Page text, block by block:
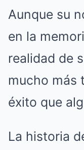
Aunque su
en la
realidad de
mucho más
éxito que
La historia